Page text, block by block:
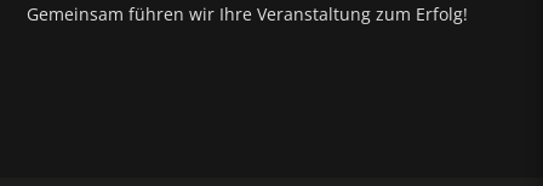
Gemeinsam führen wir Ihre Veranstaltung zum Erfolg!